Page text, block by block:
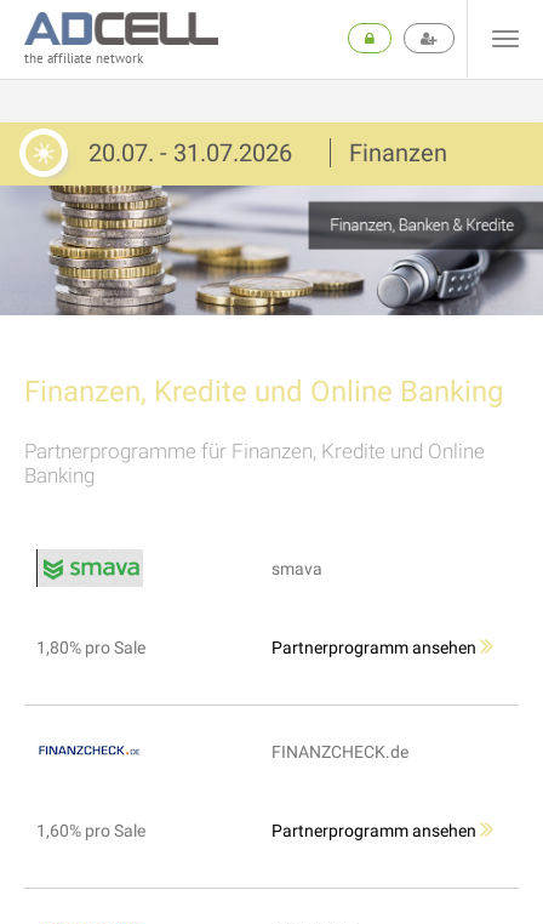
the affiliate network
20.07. - 31.07.2026 Finanzen
Finanzen, Kredite und Online Banking
Partnerprogramme für Finanzen, Kredite und Online
Banking
smava
1,80% pro Sale Partnerprogramm ansehen
FINANZCHECK.de
1,60% pro Sale Partnerprogramm ansehen